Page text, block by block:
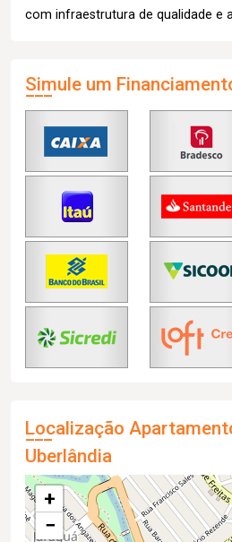
com infraestrutura de qualidade e
Simule um
Localização
Uberlândia
+
−